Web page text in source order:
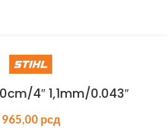
4″ 1,1mm/0.043″
965,00 рсд